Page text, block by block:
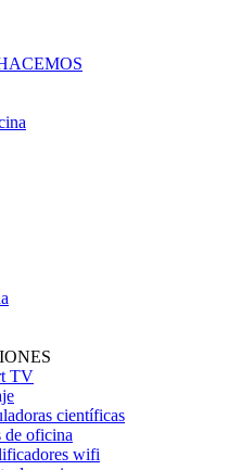
TV
científicas
de oficina
wifi